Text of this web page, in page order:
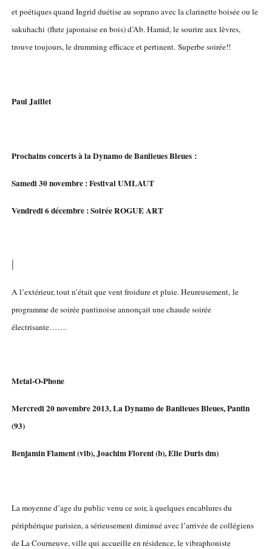
et poétiques quand Ingrid duétise au soprano avec la clarinette boisée ou le
sakuhachi (flute japonaise en bois) d’Ab. Hamid, le sourire aux lèvres,
trouve toujours, le drumming efficace et pertinent. Superbe soirée!!
Paul Jaillet
Prochains concerts à la Dynamo de Banlieues Bleues :
Samedi 30 novembre : Festival UMLAUT
Vendredi 6 décembre : Soirée ROGUE ART
A l’extérieur, tout n’était que vent froidure et pluie. Heureusement, le
programme de soirée pantinoise annonçait une chaude soirée
électrisante…….
Metal-O-Phone
Mercredi 20 novembre 2013, La Dynamo de Banlieues Bleues, Pantin
(93)
Benjamin Flament (vib), Joachim Florent (b), Elie Duris dm)
La moyenne d’age du public venu ce soir, à quelques encablures du
périphérique parisien, a sérieusement diminué avec l’arrivée de collégiens
de La Courneuve, ville qui accueille en résidence, le vibraphoniste